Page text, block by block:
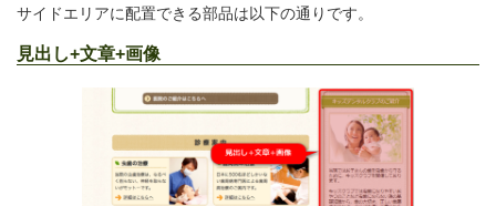
サイドエリアに配置できる部品は以下の通りです。
見出し+文章+画像